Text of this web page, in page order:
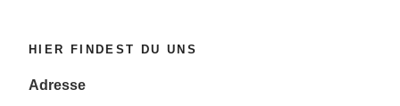
HIER FINDEST DU UNS
Adresse